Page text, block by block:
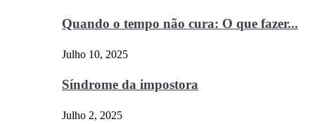
Quando o tempo não cura: O que fazer...
Julho 10, 2025
Síndrome da impostora
Julho 2, 2025